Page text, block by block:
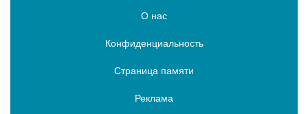
О нас
Конфиденциальность
Страница памяти
Реклама